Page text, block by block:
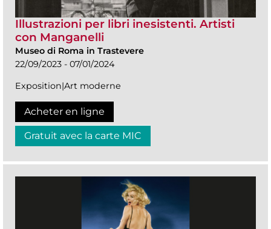
Illustrazioni per libri inesistenti. Artisti
con Manganelli
Museo di Roma in Trastevere
22/09/2023 - 07/01/2024
Exposition|Art moderne
Acheter en ligne
Gratuit avec la carte MIC